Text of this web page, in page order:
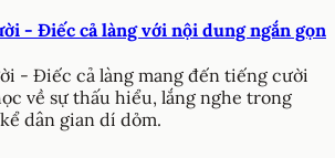
- Điếc cả làng với nội dung ngắn gọn
- Điếc cả làng mang đến tiếng cười
về sự thấu hiểu, lắng nghe trong
dân gian dí dỏm.